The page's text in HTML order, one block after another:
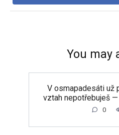
You may
V osmapadesáti už
vztah nepotřebuješ
0